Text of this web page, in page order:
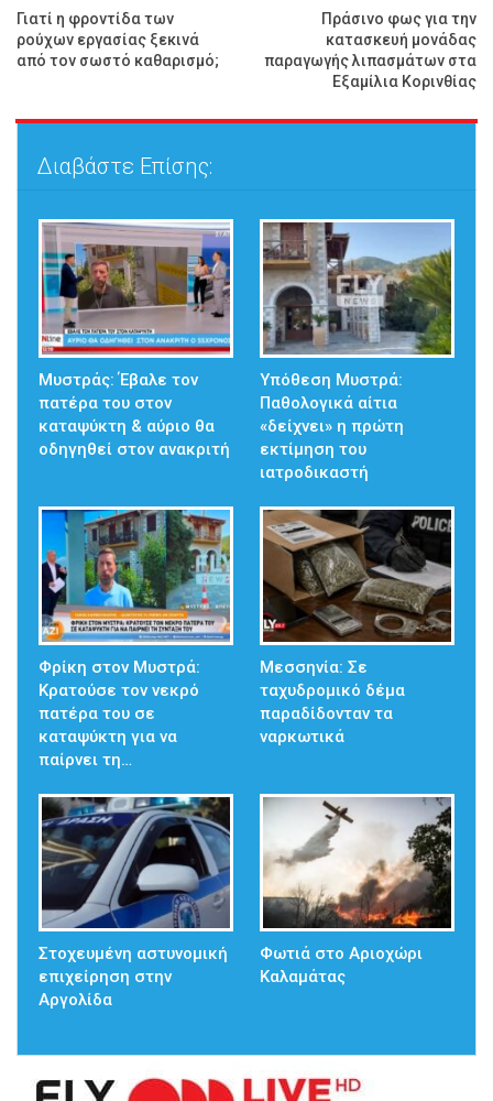
Γιατί η φροντίδα των
ρούχων εργασίας ξεκινά
από τον σωστό καθαρισμό;
Πράσινο φως για την
κατασκευή μονάδας
παραγωγής λιπασμάτων στα
Εξαμίλια Κορινθίας
Διαβάστε Επίσης:
Μυστράς: Έβαλε τον
πατέρα του στον
καταψύκτη & αύριο θα
οδηγηθεί στον ανακριτή
Υπόθεση Μυστρά:
Παθολογικά αίτια
«δείχνει» η πρώτη
εκτίμηση του
ιατροδικαστή
Φρίκη στον Μυστρά:
Κρατούσε τον νεκρό
πατέρα του σε
καταψύκτη για να
παίρνει τη…
Μεσσηνία: Σε
ταχυδρομικό δέμα
παραδίδονταν τα
ναρκωτικά
Στοχευμένη αστυνομική
επιχείρηση στην
Αργολίδα
Φωτιά στο Αριοχώρι
Καλαμάτας